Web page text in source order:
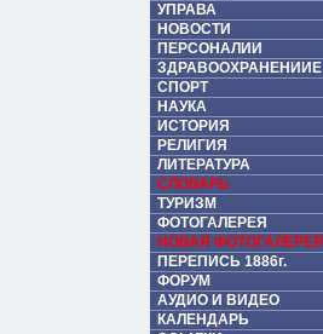
УПРАВА
НОВОСТИ
ПЕРСОНАЛИИ
ЗДРАВООХРАНЕНИИЕ
СПОРТ
НАУКА
ИСТОРИЯ
РЕЛИГИЯ
ЛИТЕРАТУРА
СЛОВАРЬ
ТУРИЗМ
ФОТОГАЛЕРЕЯ
НОВАЯ ФОТОГАЛЕРЕЯ
ПЕРЕПИСЬ 1886г.
ФОРУМ
АУДИО И ВИДЕО
КАЛЕНДАРЬ